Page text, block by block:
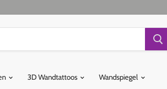
3D Wandtattoos Wandspiegel